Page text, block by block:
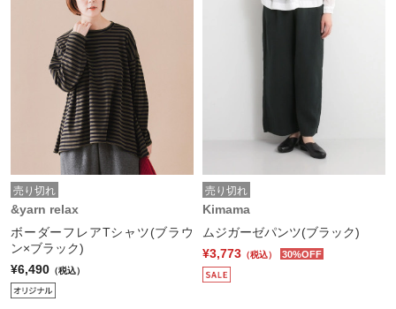
売り切れ
&yarn relax
ボーダーフレアTシャツ(ブラウ
ン×ブラック)
¥6,490 （税込）
売り切れ
Kimama
ムジガーゼパンツ(ブラック)
¥3,773 （税込） 30%OFF